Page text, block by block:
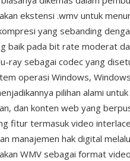
ekstensi .wmv untuk
yang sebanding
baik pada bit rate moderat
ray sebagai codec yang
operasi Windows,
pilihan alami
dan konten web yang
fitur termasuk video
manajemen hak digital
WMV sebagai format